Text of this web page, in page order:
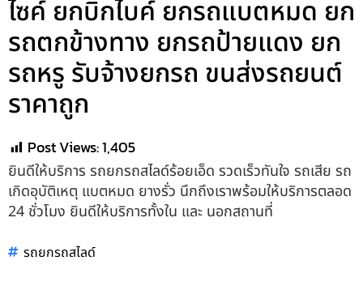
ไซค์ ยกบิ๊กไบค์ ยกรถแบตหมด ยก
รถตกข้างทาง ยกรถป้ายแดง ยก
รถหรู รับจ้างยกรถ ขนส่งรถยนต์
ราคาถูก
Post Views:1,405
ยินดีให้บริการ รถยกรถสไลด์ร้อยเอ็ด รวดเร็วทันใจ รถเสีย รถ
เกิดอุบัติเหตุ แบตหมด ยางรั่ว นึกถึงเราพร้อมให้บริการตลอด
24 ชั่วโมง ยินดีให้บริการทั้งใน และ นอกสถานที่
รถยกรถสไลด์